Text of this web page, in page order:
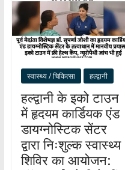
स्वास्थ्य / चिकित्सा हल्द्वानी
हल्द्वानी के इको टाउन
में हृदयम कार्डियक एंड
डायग्नोस्टिक सेंटर
द्वारा निःशुल्क स्वास्थ्य
शिविर का आयोजन: